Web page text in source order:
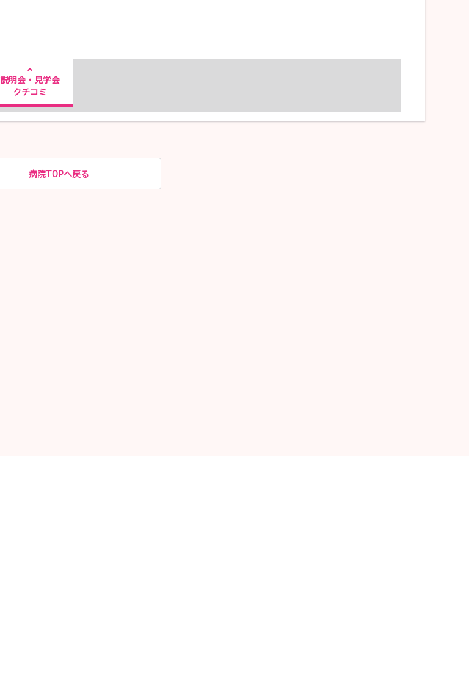
説明会・見学会
クチコミ
病院TOPへ戻る